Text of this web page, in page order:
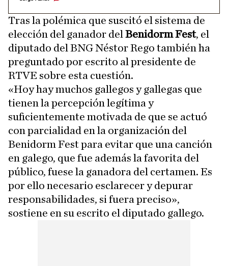
Tras la polémica que suscitó el sistema de
elección del ganador del Benidorm Fest, el
diputado del BNG Néstor Rego también ha
preguntado por escrito al presidente de
RTVE sobre esta cuestión.
«Hoy hay muchos gallegos y gallegas que
tienen la percepción legítima y
suficientemente motivada de que se actuó
con parcialidad en la organización del
Benidorm Fest para evitar que una canción
en galego, que fue además la favorita del
público, fuese la ganadora del certamen. Es
por ello necesario esclarecer y depurar
responsabilidades, si fuera preciso»,
sostiene en su escrito el diputado gallego.